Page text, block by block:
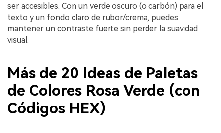
ser accesibles. Con un verde oscuro (o carbón) para el
texto y un fondo claro de rubor/crema, puedes
mantener un contraste fuerte sin perder la suavidad
visual.
Más de 20 Ideas de Paletas
de Colores Rosa Verde (con
Códigos HEX)